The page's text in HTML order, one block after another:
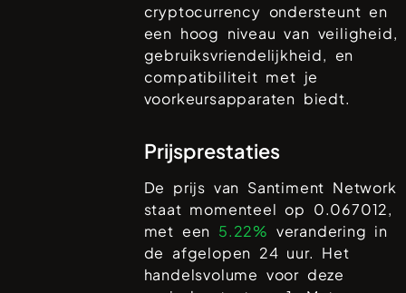
cryptocurrency ondersteunt en
een hoog niveau van veiligheid,
gebruiksvriendelijkheid, en
compatibiliteit met je
voorkeursapparaten biedt.
Prijsprestaties
De prijs van Santiment Network
staat momenteel op 0.067012,
met een 5.22% verandering in
de afgelopen 24 uur. Het
handelsvolume voor deze